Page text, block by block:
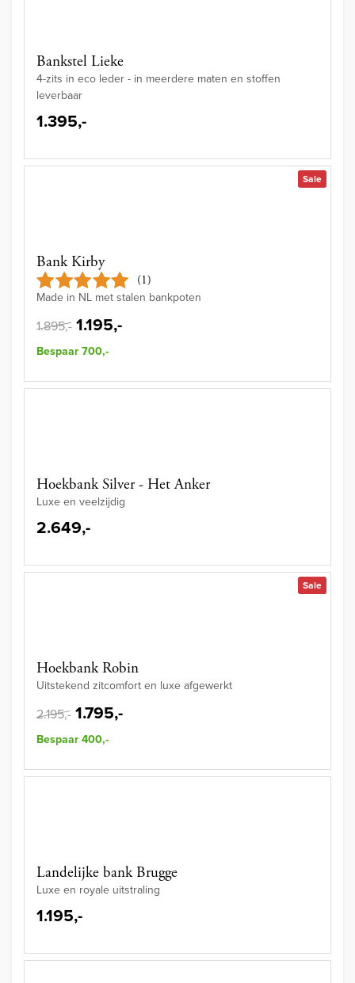
Bankstel Lieke
4-zits in eco leder - in meerdere maten en stoffen
leverbaar
1.395,-
Sale
Bank Kirby
(1)
Made in NL met stalen bankpoten
1.895,- 1.195,-
Bespaar 700,-
Hoekbank Silver - Het Anker
Luxe en veelzijdig
2.649,-
Sale
Hoekbank Robin
Uitstekend zitcomfort en luxe afgewerkt
2.195,- 1.795,-
Bespaar 400,-
Landelijke bank Brugge
Luxe en royale uitstraling
1.195,-